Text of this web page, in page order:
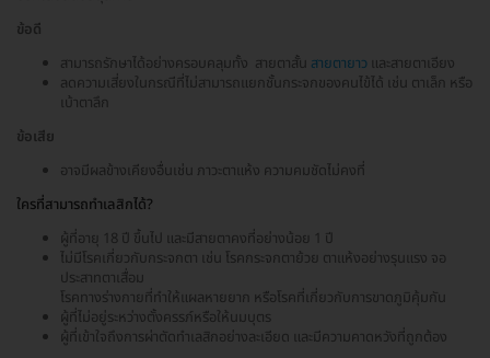
ข้อดี
สามารถรักษาได้อย่างครอบคลุมทั้ง สายตาสั้น สายตายาว และสายตาเอียง
ลดความเสี่ยงในกรณีที่ไม่สามารถแยกชั้นกระจกของคนไข้ได้ เช่น ตาเล็ก หรือ
เบ้าตาลึก
ข้อเสีย
อาจมีผลข้างเคียงอื่นเช่น ภาวะตาแห้ง ความคมชัดไม่คงที่
ใครที่สามารถทำเลสิกได้?
ผู้ที่อายุ 18 ปี ขึ้นไป และมีสายตาคงที่อย่างน้อย 1 ปี
ไม่มีโรคเกี่ยวกับกระจกตา เช่น โรคกระจกตาย้วย ตาแห้งอย่างรุนแรง จอ
ประสาทตาเสื่อม
โรคทางร่างกายที่ทำให้แผลหายยาก หรือโรคที่เกี่ยวกับการขาดภูมิคุ้มกัน
ผู้ที่ไม่อยู่ระหว่างตั้งครรภ์หรือให้นมบุตร
ผู้ที่เข้าใจถึงการผ่าตัดทำเลสิกอย่างละเอียด และมีความคาดหวังที่ถูกต้อง